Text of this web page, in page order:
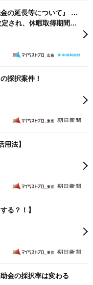
金の延長等について』 …
され、休暇取得期間が
。
採択案件！
用法】
る？！】
金の採択率は変わる